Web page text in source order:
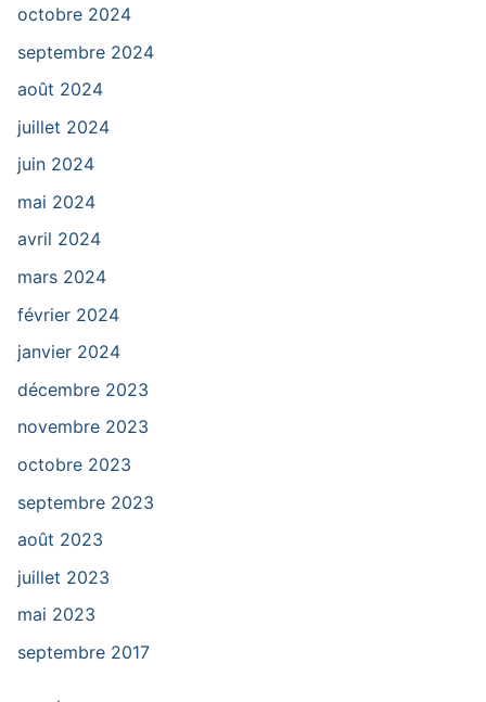
octobre 2024
septembre 2024
août 2024
juillet 2024
juin 2024
mai 2024
avril 2024
mars 2024
février 2024
janvier 2024
décembre 2023
novembre 2023
octobre 2023
septembre 2023
août 2023
juillet 2023
mai 2023
septembre 2017